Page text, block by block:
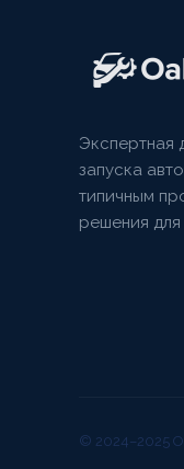
Экспертная
запуска
типичным
решения
© 2024–2025